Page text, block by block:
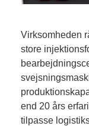
Virksomheden
store
end 20 års
tilpasse